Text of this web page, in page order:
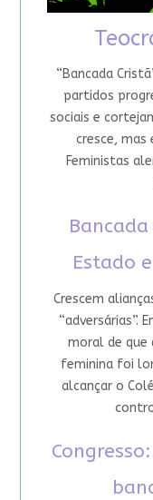
“Bancada
partidos
sociais e
cresce, mas
Feministas
Estado
Crescem
“adversárias”.
moral de que
feminina foi
alcançar o